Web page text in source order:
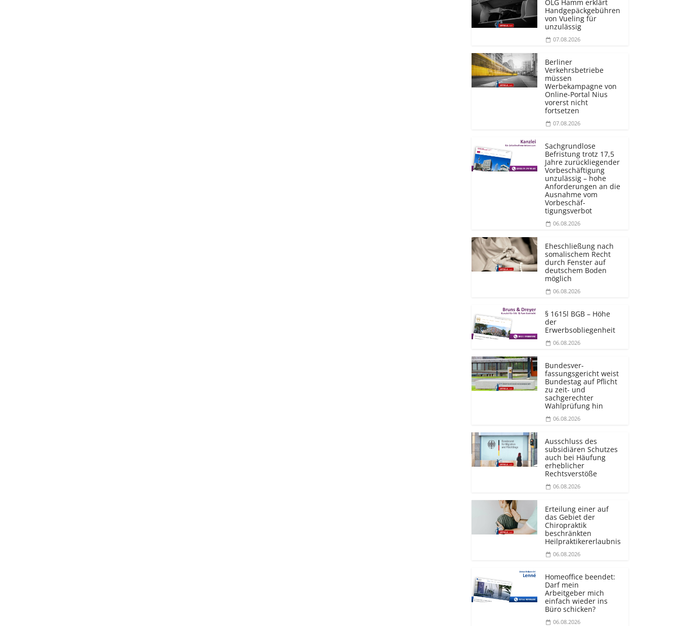
OLG Hamm erklärt
Handgepäckgebühren
von Vueling für
unzulässig
07.08.2026
Berliner
Verkehrsbetriebe
müssen
Werbekampagne von
Online-Portal Nius
vorerst nicht
fortsetzen
07.08.2026
Sachgrundlose
Befristung trotz 17,5
Jahre zurückliegender
Vorbeschäftigung
unzulässig – hohe
Anforderungen an die
Ausnahme vom
Vorbeschäf­
tigungsverbot
06.08.2026
Eheschließung nach
somalischem Recht
durch Fenster auf
deutschem Boden
möglich
06.08.2026
§ 1615l BGB – Höhe
der
Erwerbsobliegenheit
06.08.2026
Bundesver­
fassungsgericht weist
Bundestag auf Pflicht
zu zeit- und
sachgerechter
Wahlprüfung hin
06.08.2026
Ausschluss des
subsidiären Schutzes
auch bei Häufung
erheblicher
Rechtsverstöße
06.08.2026
Erteilung einer auf
das Gebiet der
Chiropraktik
beschränkten
Heilprakti­kererlaubnis
06.08.2026
Homeoffice beendet:
Darf mein
Arbeitgeber mich
einfach wieder ins
Büro schicken?
06.08.2026